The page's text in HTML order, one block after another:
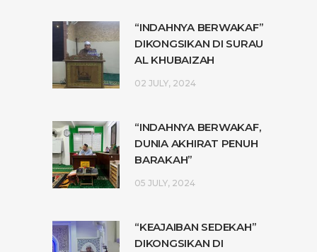
“INDAHNYA BERWAKAF”
DIKONGSIKAN DI SURAU
AL KHUBAIZAH
02 JULY, 2024
“INDAHNYA BERWAKAF,
DUNIA AKHIRAT PENUH
BARAKAH”
05 JULY, 2024
“KEAJAIBAN SEDEKAH”
DIKONGSIKAN DI